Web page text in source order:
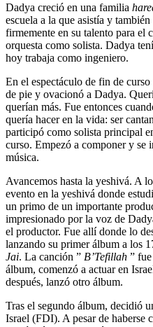
Dadya creció en una familia
escuela a la que asistía y
firmemente en su talento para el
orquesta como solista. Dadya
hoy trabaja como ingeniero.
En el espectáculo de fin de
de pie y ovacionó a Dadya.
querían más. Fue entonces
quería hacer en la vida: ser
participó como solista principal
curso. Empezó a componer y se
música.
Avancemos hasta la yeshivá. A
evento en la yeshivá donde
un primo de un importante
impresionado por la voz de
el productor. Fue allí donde lo
lanzando su primer álbum a los
Jai. La canción ” B’Tefillah ”
álbum, comenzó a actuar en
después, lanzó otro álbum.
Tras el segundo álbum, decidió
Israel (FDI). A pesar de haberse